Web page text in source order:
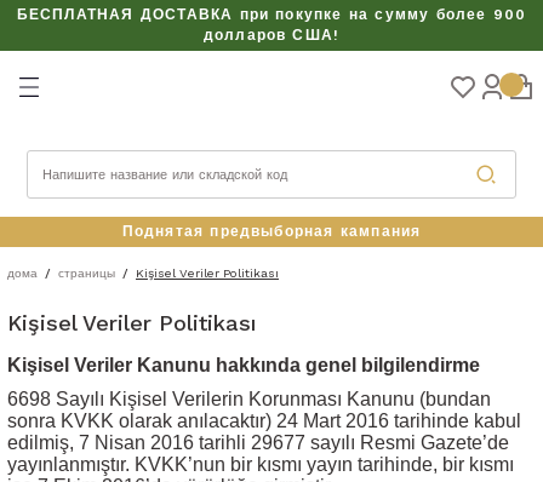
БЕСПЛАТНАЯ ДОСТАВКА при покупке на сумму более 900
долларов США!
Вернуться
Поднятая предвыборная кампания
дома страницы Kişisel Veriler Politikası
Kişisel Veriler Politikası
Kişisel Veriler Kanunu hakkında genel bilgilendirme
6698 Sayılı Kişisel Verilerin Korunması Kanunu (bundan
sonra KVKK olarak anılacaktır) 24 Mart 2016 tarihinde kabul
edilmiş, 7 Nisan 2016 tarihli 29677 sayılı Resmi Gazete’de
yayınlanmıştır. KVKK’nun bir kısmı yayın tarihinde, bir kısmı